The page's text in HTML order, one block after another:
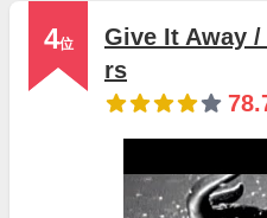
4位
Give It Away
rs